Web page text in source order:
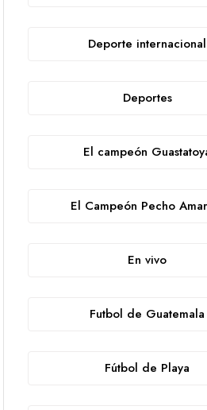
Deporte internacional
Deportes
El campeón
El Campeón Pecho
En vivo
Futbol de Guatemala
Fútbol de Playa